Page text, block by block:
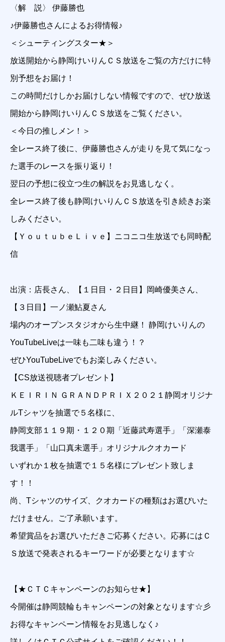
〈解 説〉 伊藤勝也
♪伊藤勝也さんによるお得情報♪
＜シューティングスター★＞
放送開始から静岡けいりんＣＳ放送をご覧の方だけに特
別予想をお届け！
この時間だけしかお届けしない情報ですので、ぜひ放送
開始から静岡けいりんＣＳ放送をご覧ください。
＜今日の推しメン！＞
全レース終了後に、伊藤勝也さんが走りを見て気になっ
た選手のレースを振り返り！
翌日の予想に役立つ生の解説をお見逃しなく。
全レース終了後も静岡けいりんＣＳ放送を引き続きお楽
しみください。
【ＹｏｕｔｕｂｅＬｉｖｅ】ニコニコ生放送でも同時配
信
出演：店長さん、【１日目・２日目】岡崎優美さん、
【３日目】一ノ瀬鮎夏さん
場内のオープンスタジオから生中継！ 静岡けいりんの
YouTubeLiveは一味も二味も違う！？
ぜひYouTubeLiveでもお楽しみください。
【CS放送視聴者プレゼント】
ＫＥＩＲＩＮ ＧＲＡＮＤＰＲＩＸ２０２１静岡オリジナ
ルTシャツを抽選で５名様に、
静岡支部１１９期・１２０期「近藤武寿選手」「深瀬泰
我選手」「山口真未選手」オリジナルクオカード
いずれか１枚を抽選で１５名様にプレゼント致しま
す！！
尚、Tシャツのサイズ、クオカードの種類はお選びいた
だけません。ご了承願います。
希望賞品をお選びいただきご応募ください。応募にはＣ
Ｓ放送で発表されるキーワードが必要となります☆
【★ＣＴＣキャンペーンのお知らせ★】
今開催は静岡競輪もキャンペーンの対象となります☆彡
お得なキャンペーン情報をお見逃しなく♪